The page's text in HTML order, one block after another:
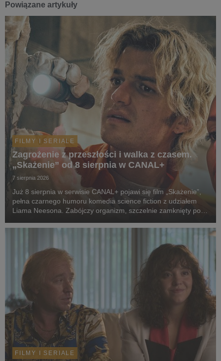
Powiązane artykuły
FILMY I SERIALE
Zagrożenie z przeszłości i walka z czasem.
„Skażenie” od 8 sierpnia w CANAL+
7 sierpnia 2026
Już 8 sierpnia w serwisie CANAL+ pojawi się film „Skażenie”,
pełna czarnego humoru komedia science fiction z udziałem
Liama Neesona. Zabójczy organizm, szczelnie zamknięty pod
nadzieją ludzkości staje się dwoje spóźni...
FILMY I SERIALE